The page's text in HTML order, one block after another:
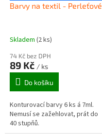
Barvy na textil - Perleťové
Skladem (2 ks)
74 Kč bez DPH
89 Kč / ks
Do košíku
Konturovací barvy 6 ks á 7ml.
Nemusí se zažehlovat, prát do
40 stupňů.